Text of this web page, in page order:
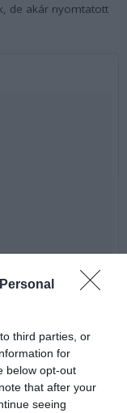
third parties, or
for
below opt-out
that after your
seeing
de akár nyomtatott